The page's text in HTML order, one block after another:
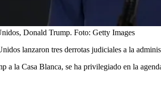
Donald Trump. Foto: Getty Images
lanzaron tres derrotas judiciales a la
a la Casa Blanca, se ha privilegiado en la